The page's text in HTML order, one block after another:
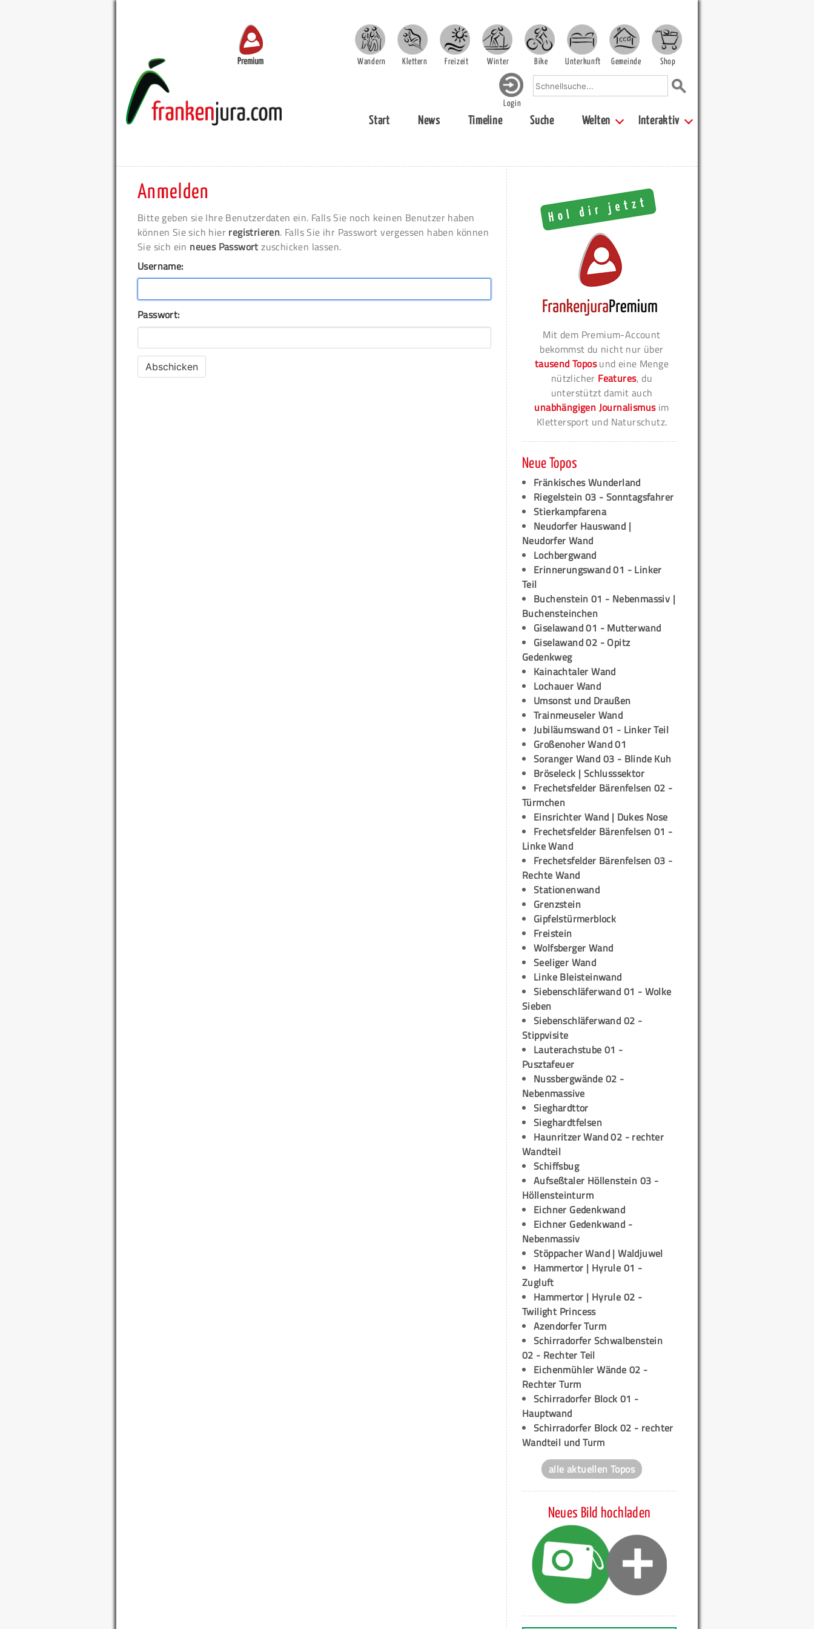
Premium Wandern Klettern Freizeit Winter Bike Unterkunft Gemeinde Shop
Login
Start News Timeline Suche Welten Interaktiv
Anmelden
Bitte geben sie Ihre Benutzerdaten ein. Falls Sie noch keinen Benutzer haben
können Sie sich hier registrieren. Falls Sie ihr Passwort vergessen haben können
Sie sich ein neues Passwort zuschicken lassen.
Username:
Passwort:
Mit dem Premium-Account
bekommst du nicht nur über
tausend Toposund eine Menge
nützlicher Features, du
unterstützt damit auch
unabhängigen Journalismusim
Klettersport und Naturschutz.
Neue Topos
Fränkisches Wunderland
Riegelstein 03 - Sonntagsfahrer
Stierkampfarena
Neudorfer Hauswand |
Neudorfer Wand
Lochbergwand
Erinnerungswand 01 - Linker
Teil
Buchenstein 01 - Nebenmassiv |
Buchensteinchen
Giselawand 01 - Mutterwand
Giselawand 02 - Opitz
Gedenkweg
Kainachtaler Wand
Lochauer Wand
Umsonst und Draußen
Trainmeuseler Wand
Jubiläumswand 01 - Linker Teil
Großenoher Wand 01
Soranger Wand 03 - Blinde Kuh
Bröseleck | Schlusssektor
Frechetsfelder Bärenfelsen 02 -
Türmchen
Einsrichter Wand | Dukes Nose
Frechetsfelder Bärenfelsen 01 -
Linke Wand
Frechetsfelder Bärenfelsen 03 -
Rechte Wand
Stationenwand
Grenzstein
Gipfelstürmerblock
Freistein
Wolfsberger Wand
Seeliger Wand
Linke Bleisteinwand
Siebenschläferwand 01 - Wolke
Sieben
Siebenschläferwand 02 -
Stippvisite
Lauterachstube 01 -
Pusztafeuer
Nussbergwände 02 -
Nebenmassive
Sieghardttor
Sieghardtfelsen
Haunritzer Wand 02 - rechter
Wandteil
Schiffsbug
Aufseßtaler Höllenstein 03 -
Höllensteinturm
Eichner Gedenkwand
Eichner Gedenkwand -
Nebenmassiv
Stöppacher Wand | Waldjuwel
Hammertor | Hyrule 01 -
Zugluft
Hammertor | Hyrule 02 -
Twilight Princess
Azendorfer Turm
Schirradorfer Schwalbenstein
02 - Rechter Teil
Eichenmühler Wände 02 -
Rechter Turm
Schirradorfer Block 01 -
Hauptwand
Schirradorfer Block 02 - rechter
Wandteil und Turm
alle aktuellen Topos
Neues Bild hochladen